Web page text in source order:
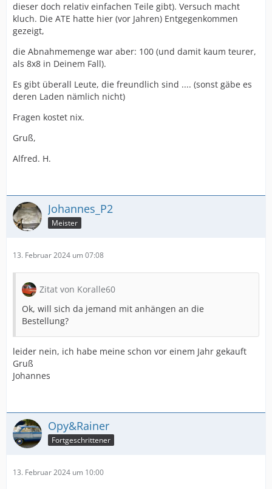
dieser doch relativ einfachen Teile gibt). Versuch macht
kluch. Die ATE hatte hier (vor Jahren) Entgegenkommen
gezeigt,
die Abnahmemenge war aber: 100 (und damit kaum teurer,
als 8x8 in Deinem Fall).
Es gibt überall Leute, die freundlich sind .... (sonst gäbe es
deren Laden nämlich nicht)
Fragen kostet nix.
Gruß,
Alfred. H.
Johannes_P2
Meister
13. Februar 2024 um 07:08
Zitat von Koralle60
Ok, will sich da jemand mit anhängen an die
Bestellung?
leider nein, ich habe meine schon vor einem Jahr gekauft
Gruß
Johannes
Opy&Rainer
Fortgeschrittener
13. Februar 2024 um 10:00